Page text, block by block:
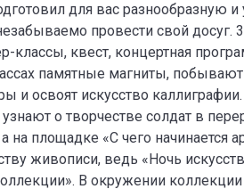
для вас разнообразную и
провести свой досуг.
классы, квест, концертная
памятные магниты,
и освоят искусство
о творчестве солдат в
площадке «С чего начинается
живописи, ведь «Ночь
В окружении